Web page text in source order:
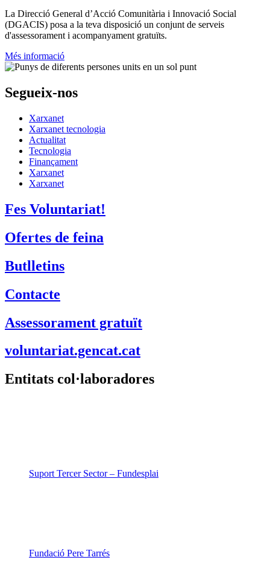
La Direcció General d’Acció Comunitària i Innovació Social
(DGACIS) posa a la teva disposició un conjunt de serveis
d'assessorament i acompanyament gratuïts.
Més informació
Segueix-nos
Xarxanet
Xarxanet tecnologia
Actualitat
Tecnologia
Finançament
Xarxanet
Xarxanet
Fes Voluntariat!
Ofertes de feina
Butlletins
Contacte
Assessorament gratuït
voluntariat.gencat.cat
Entitats col·laboradores
Suport Tercer Sector – Fundesplai
Fundació Pere Tarrés